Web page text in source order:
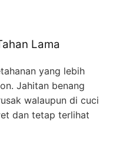
Lama
yang lebih
Jahitan benang
walaupun di cuci
dan tetap terlihat